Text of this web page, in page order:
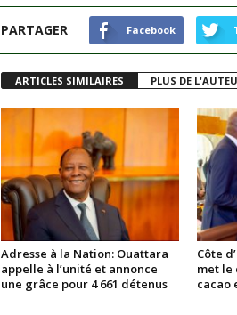
PARTAGER Facebook
ARTICLES SIMILAIRES PLUS DE
Adresse à la Nation: Ouattara
appelle à l’unité et annonce
une grâce pour 4 661 détenus
Côte
met le
cacao